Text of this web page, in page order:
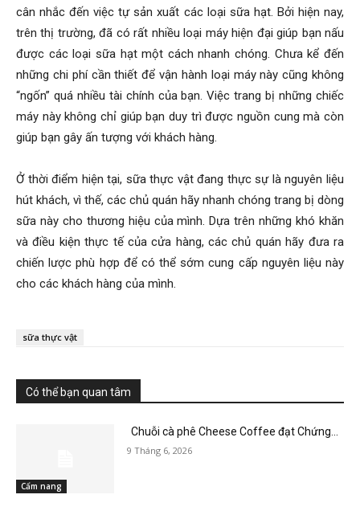
cân nhắc đến việc tự sản xuất các loại sữa hạt. Bởi hiện nay,
trên thị trường, đã có rất nhiều loại máy hiện đại giúp bạn nấu
được các loại sữa hạt một cách nhanh chóng. Chưa kể đến
những chi phí cần thiết để vận hành loại máy này cũng không
“ngốn” quá nhiều tài chính của bạn. Việc trang bị những chiếc
máy này không chỉ giúp bạn duy trì được nguồn cung mà còn
giúp bạn gây ấn tượng với khách hàng.
Ở thời điểm hiện tại, sữa thực vật đang thực sự là nguyên liệu
hút khách, vì thế, các chủ quán hãy nhanh chóng trang bị dòng
sữa này cho thương hiệu của mình. Dựa trên những khó khăn
và điều kiện thực tế của cửa hàng, các chủ quán hãy đưa ra
chiến lược phù hợp để có thể sớm cung cấp nguyên liệu này
cho các khách hàng của mình.
sữa thực vật
Có thể bạn quan tâm
Cẩm nang
Chuỗi cà phê Cheese Coffee đạt Chứng...
9 Tháng 6, 2026